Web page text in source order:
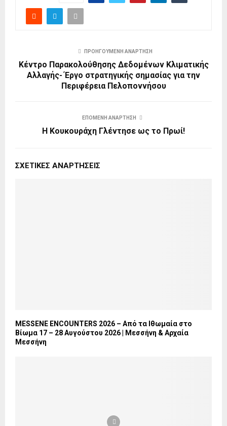
ΠΡΟΗΓΟΎΜΕΝΗ ΑΝΆΡΤΗΣΗ
Κέντρο Παρακολούθησης Δεδομένων Κλιματικής
Αλλαγής- Έργο στρατηγικής σημασίας για την
Περιφέρεια Πελοποννήσου
ΕΠΌΜΕΝΗ ΑΝΆΡΤΗΣΗ
Η Κουκουράχη Γλέντησε ως το Πρωί!
ΣΧΕΤΙΚΈΣ ΑΝΑΡΤΉΣΕΙΣ
MESSENE ENCOUNTERS 2026 – Από τα Ιθωμαία στο
Βίωμα 17 – 28 Αυγούστου 2026 | Μεσσήνη & Αρχαία
Μεσσήνη